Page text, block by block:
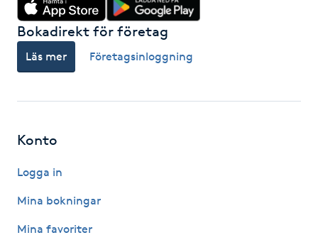
Kroppsinpackning
Kroppspeeling
Kärlbehandling
Laserbehandling
Bokadirekt för företag
Läs mer Företagsinloggning
Konto
Logga in
Mina bokningar
Mina favoriter